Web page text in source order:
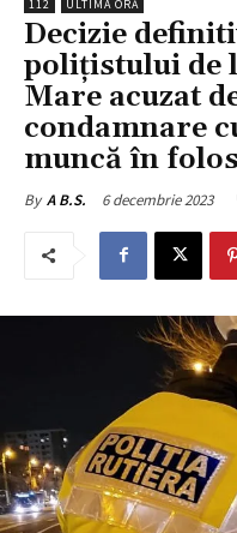
112 ULTIMA ORĂ
Decizie
polițistului de
Mare acuzat
condamnare
muncă în
By A B.S. 6 decembrie 2023